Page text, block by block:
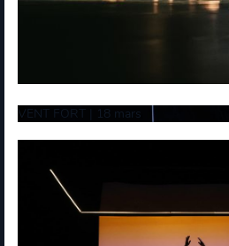
VENT FORT | 18 mars